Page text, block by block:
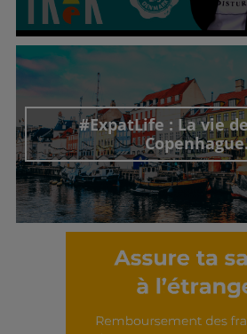
Découvrir cet
#ExpatLife : La vie
Découvrir cet